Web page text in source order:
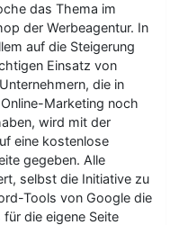
das Thema im
der Werbeagentur. In
auf die Steigerung
Einsatz von
die in
Marketing noch
wird mit der
eine kostenlose
gegeben. Alle
selbst die Initiative zu
Tools von Google die
die eigene Seite